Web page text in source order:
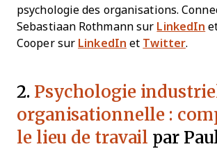
psychologie des organisations.
Sebastiaan Rothmann sur LinkedIn
Cooper sur LinkedIn et Twitter.
2. Psychologie
organisationnelle :
le lieu de travail par